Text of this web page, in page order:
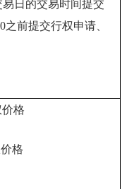
日的交易时间提交
前提交行权申请、
格
格